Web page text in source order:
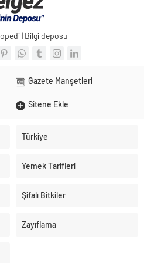
| Bilgi deposu
Gazete Manşetleri
Sitene Ekle
Türkiye
Yemek Tarifleri
Şifalı Bitkiler
Zayıflama